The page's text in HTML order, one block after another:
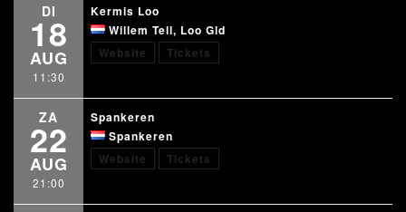
DI
18
AUG
11:30
Kermis Loo
Willem Tell, Loo Gld
Website
Tickets
ZA
22
AUG
21:00
Spankeren
Spankeren
Website
Tickets